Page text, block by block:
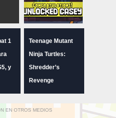
1
y
Teenage Mutant
Ninja Turtles:
Shredder’s
Revenge
EN OTROS MEDIOS